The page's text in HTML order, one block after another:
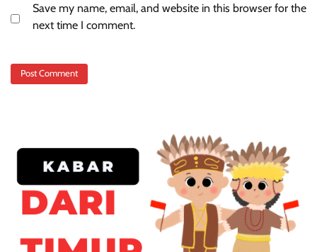
Save my name, email, and website in this browser for the
next time I comment.